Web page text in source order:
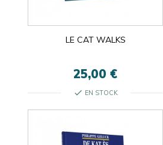
LE CAT WALKS
25,00 €
check EN STOCK